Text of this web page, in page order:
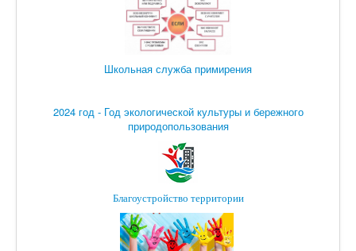
Школьная служба примирения
2024 год - Год экологической культуры и бережного
природопользования
Благоустройство территории